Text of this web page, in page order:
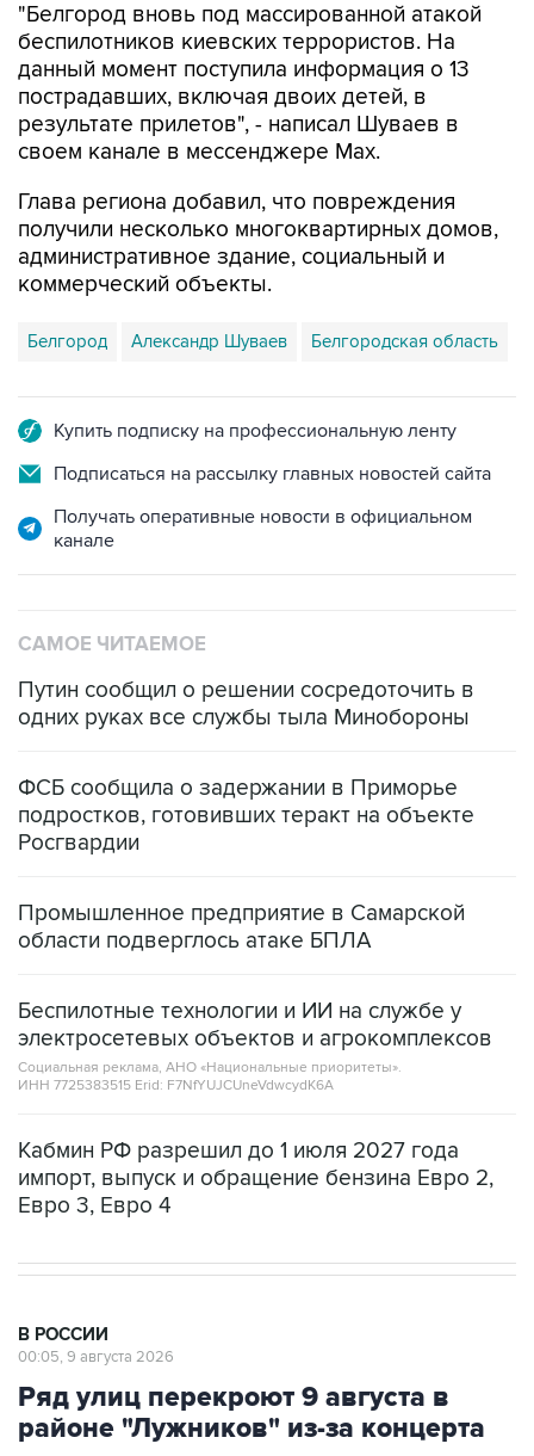
"Белгород вновь под массированной атакой
беспилотников киевских террористов. На
данный момент поступила информация о 13
пострадавших, включая двоих детей, в
результате прилетов", - написал Шуваев в
своем канале в мессенджере Max.
Глава региона добавил, что повреждения
получили несколько многоквартирных домов,
административное здание, социальный и
коммерческий объекты.
Белгород Александр Шуваев Белгородская область
Купить подписку на профессиональную ленту
Подписаться на рассылку главных новостей сайта
Получать оперативные новости в официальном
канале
САМОЕ ЧИТАЕМОЕ
Путин сообщил о решении сосредоточить в
одних руках все службы тыла Минобороны
ФСБ сообщила о задержании в Приморье
подростков, готовивших теракт на объекте
Росгвардии
Промышленное предприятие в Самарской
области подверглось атаке БПЛА
Беспилотные технологии и ИИ на службе у
электросетевых объектов и агрокомплексов
Социальная реклама, АНО «Национальные приоритеты».
ИНН 7725383515 Erid: F7NfYUJCUneVdwcydK6A
Кабмин РФ разрешил до 1 июля 2027 года
импорт, выпуск и обращение бензина Евро 2,
Евро 3, Евро 4
В РОССИИ
00:05, 9 августа 2026
Ряд улиц перекроют 9 августа в
районе "Лужников" из-за концерта